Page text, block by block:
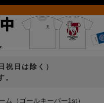
祝日は除く）
。
ム（ゴールキーパー1st）